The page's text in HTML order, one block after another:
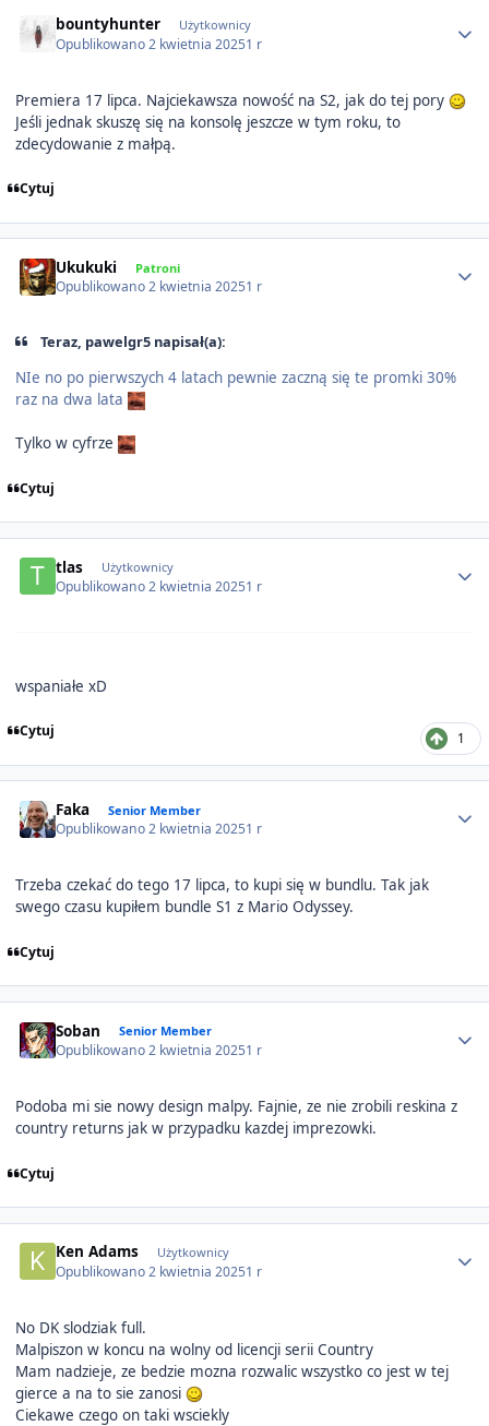
bountyhunter Użytkownicy
Opublikowano2 kwietnia 20251 r
Premiera 17 lipca. Najciekawsza nowość na S2, jak do tej pory
Jeśli jednak skuszę się na konsolę jeszcze w tym roku, to
zdecydowanie z małpą.
Cytuj
Ukukuki Patroni
Opublikowano2 kwietnia 20251 r
Teraz, pawelgr5 napisał(a):
NIe no po pierwszych 4 latach pewnie zaczną się te promki 30%
raz na dwa lata
Tylko w cyfrze
Cytuj
tlas Użytkownicy
Opublikowano2 kwietnia 20251 r
wspaniałe xD
Cytuj 1
Faka Senior Member
Opublikowano2 kwietnia 20251 r
Trzeba czekać do tego 17 lipca, to kupi się w bundlu. Tak jak
swego czasu kupiłem bundle S1 z Mario Odyssey.
Cytuj
Soban Senior Member
Opublikowano2 kwietnia 20251 r
Podoba mi sie nowy design malpy. Fajnie, ze nie zrobili reskina z
country returns jak w przypadku kazdej imprezowki.
Cytuj
Ken Adams Użytkownicy
Opublikowano2 kwietnia 20251 r
No DK slodziak full.
Malpiszon w koncu na wolny od licencji serii Country
Mam nadzieje, ze bedzie mozna rozwalic wszystko co jest w tej
gierce a na to sie zanosi
Ciekawe czego on taki wsciekly